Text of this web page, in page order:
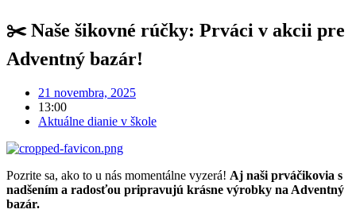
✂️ Naše šikovné rúčky: Prváci v akcii pre
Adventný bazár!
21 novembra, 2025
13:00
Aktuálne dianie v škole
Pozrite sa, ako to u nás momentálne vyzerá! Aj naši prváčikovia s
nadšením a radosťou pripravujú krásne výrobky na Adventný
bazár.